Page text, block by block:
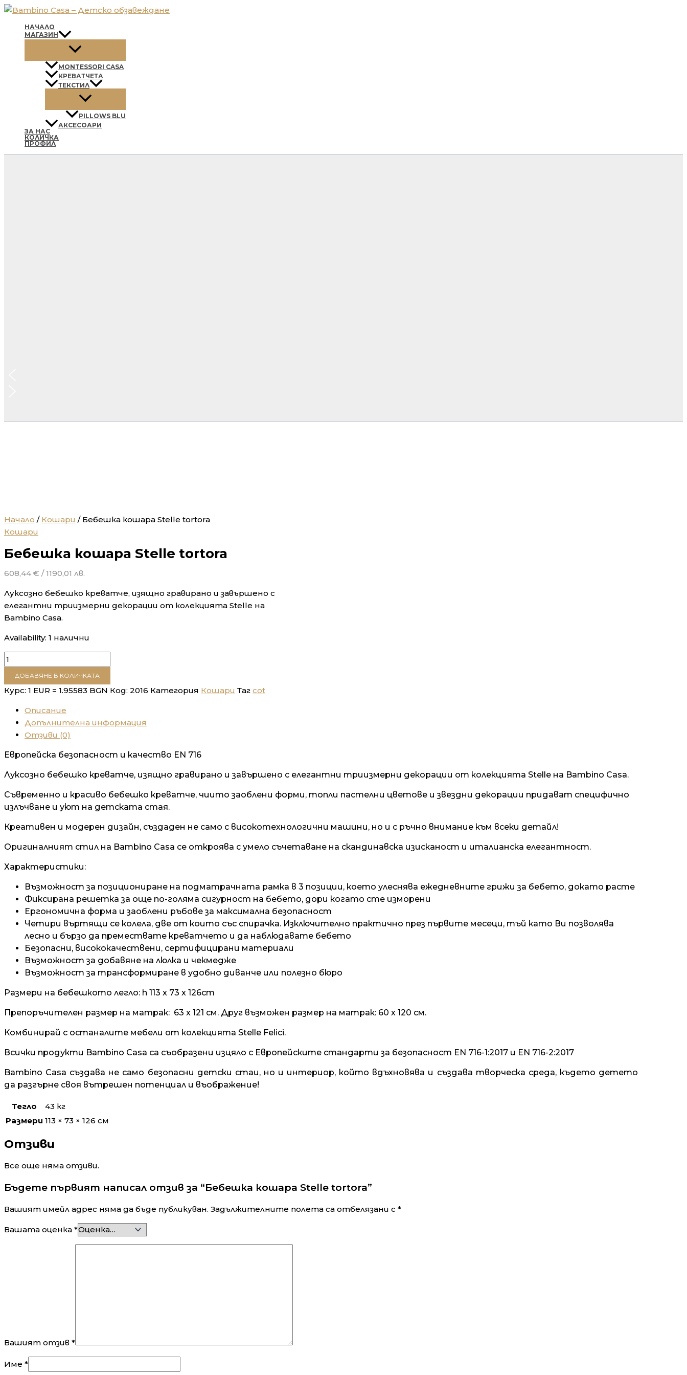
Skip
content
НАЧАЛО
МАГАЗИН
MONTESSORI CASA
КРЕВАТЧЕТА
ТЕКСТИЛ
PILLOWS BLU
АКСЕСОАРИ
ЗА НАС
КОЛИЧКА
ПРОФИЛ
Начало / Кошари / Бебешка кошара Stelle tortora
Кошари
Бебешка кошара Stelle tortora
608,44 € / 1190,01 лв.
Луксозно бебешко креватче, изящно гравирано и завършено с
елегантни триизмерни декорации от колекцията Stelle на
Bambino Casa.
Availability: 1 налични
количество
за
Бебешка
кошара
Stelle
tortora
ДОБАВЯНЕ В КОЛИЧКАТА
Курс: 1 EUR = 1.95583 BGN Код: 2016 Категория Кошари Таг cot
Описание
Допълнителна информация
Отзиви (0)
Европейска безопасност и качество EN 716
Луксозно бебешко креватче, изящно гравирано и завършено с елегантни триизмерни декорации от колекцията Stelle на Bambino Casa.
Съвременно и красиво бебешко креватче, чиито заоблени форми, топли пастелни цветове и звездни декорации придават специфично
излъчване и уют на детската стая.
Креативен и модерен дизайн, създаден не само с високотехнологични машини, но и с ръчно внимание към всеки детайл!
Оригиналният стил на Bambino Casa се откроява с умело съчетаване на скандинавска изисканост и италианска елегантност.
Характеристики:
Възможност за позициониране на подматрачната рамка в 3 позиции, което улеснява ежедневните грижи за бебето, докато расте
Фиксирана решетка за още по-голяма сигурност на бебето, дори когато сте изморени
Ергономична форма и заоблени ръбове за максимална безопасност
Четири въртящи се колела, две от които със спирачка. Изключително практично през първите месеци, тъй като Ви позволява
лесно и бързо да премествате креватчето и да наблюдавате бебето
Безопасни, висококачествени, сертифицирани материали
Възможност за добавяне на люлка и чекмедже
Възможност за трансформиране в удобно диванче или полезно бюро
Размери на бебешкото легло: h 113 x 73 x 126cm
Препоръчителен размер на матрак: 63 x 121 cм. Друг възможен размер на матрак: 60 х 120 см.
Комбинирай с останалите мебели от колекцията Stelle Felici.
Всички продукти Bambino Casa са съобразени изцяло с Европейските стандарти за безопасност EN 716-1:2017 и EN 716-2:2017
Bambino Casa създава не само безопасни детски стаи, но и интериор, който вдъхновява и създава творческа среда, където детето
да разгърне своя вътрешен потенциал и въображение!
Тегло
43 кг
Размери 113 × 73 × 126 см
Отзиви
Все още няма отзиви.
Бъдете първият написал отзив за “Бебешка кошара Stelle tortora”
Вашият имейл адрес няма да бъде публикуван. Задължителните полета са отбелязани с *
Вашата оценка *
Вашият отзив *
Име *